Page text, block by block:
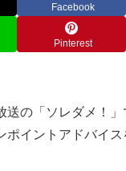
Facebook
Pinterest
送の「ソレダメ！
ポイントアドバイ